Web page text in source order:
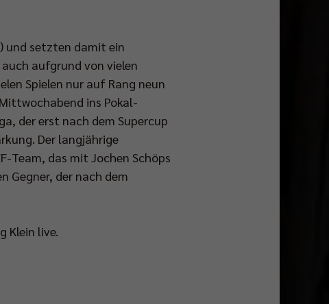
und setzten damit ein
aufgrund von vielen
Spielen nur auf Rang neun
ins Pokal-
der erst nach dem Supercup
Der langjährige
das mit Jochen Schöps
Gegner, der nach dem
Klein live.